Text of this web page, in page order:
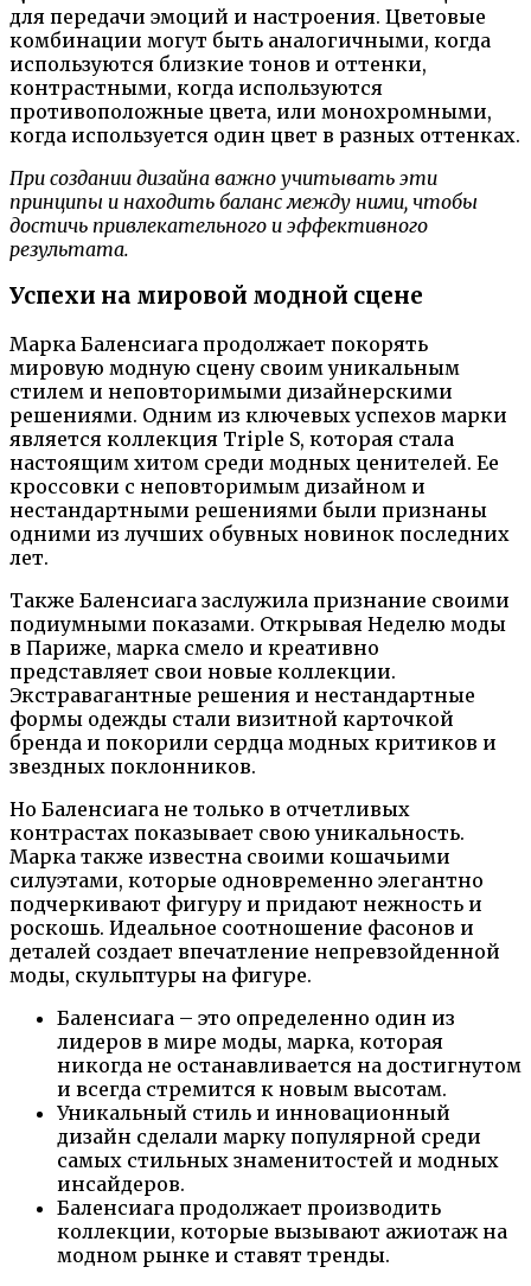
для передачи эмоций и настроения. Цветовые
комбинации могут быть аналогичными, когда
используются близкие тонов и оттенки,
контрастными, когда используются
противоположные цвета, или монохромными,
когда используется один цвет в разных оттенках.
При создании дизайна важно учитывать эти
принципы и находить баланс между ними, чтобы
достичь привлекательного и эффективного
результата.
Успехи на мировой модной сцене
Марка Баленсиага продолжает покорять
мировую модную сцену своим уникальным
стилем и неповторимыми дизайнерскими
решениями. Одним из ключевых успехов марки
является коллекция Triple S, которая стала
настоящим хитом среди модных ценителей. Ее
кроссовки с неповторимым дизайном и
нестандартными решениями были признаны
одними из лучших обувных новинок последних
лет.
Также Баленсиага заслужила признание своими
подиумными показами. Открывая Неделю моды
в Париже, марка смело и креативно
представляет свои новые коллекции.
Экстравагантные решения и нестандартные
формы одежды стали визитной карточкой
бренда и покорили сердца модных критиков и
звездных поклонников.
Но Баленсиага не только в отчетливых
контрастах показывает свою уникальность.
Марка также известна своими кошачьими
силуэтами, которые одновременно элегантно
подчеркивают фигуру и придают нежность и
роскошь. Идеальное соотношение фасонов и
деталей создает впечатление непревзойденной
моды, скульптуры на фигуре.
Баленсиага – это определенно один из
лидеров в мире моды, марка, которая
никогда не останавливается на достигнутом
и всегда стремится к новым высотам.
Уникальный стиль и инновационный
дизайн сделали марку популярной среди
самых стильных знаменитостей и модных
инсайдеров.
Баленсиага продолжает производить
коллекции, которые вызывают ажиотаж на
модном рынке и ставят тренды.